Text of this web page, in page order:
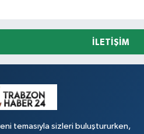
İLETIŞIM
temasıyla sizleri buluştururken,